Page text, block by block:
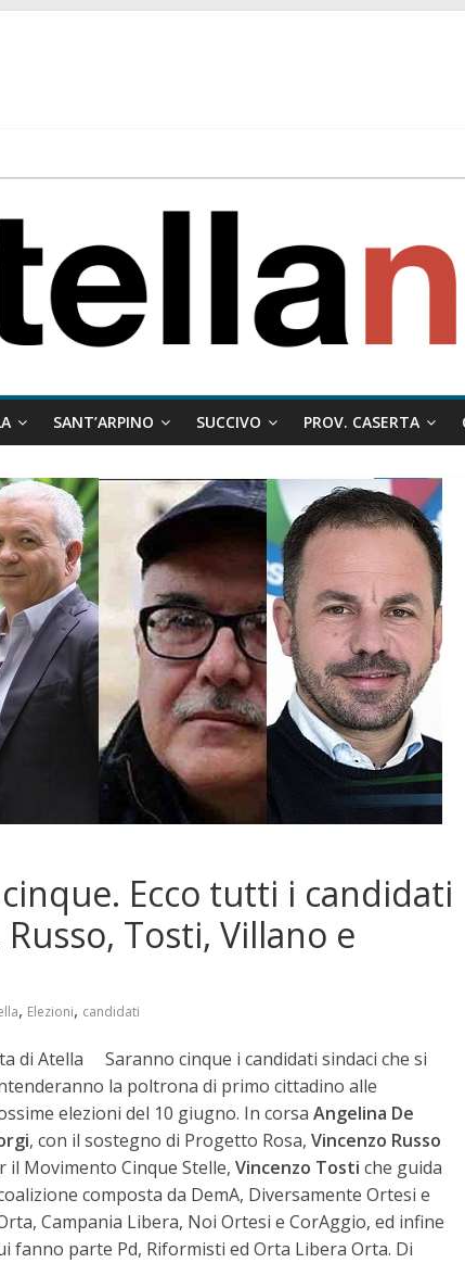
SANT’ARPINO SUCCIVO PROV. CASERTA
cinque. Ecco tutti i candidati
Tosti, Villano e
, Elezioni, candidati
di Atella Saranno cinque i candidati sindaci che si
la poltrona di primo cittadino alle
elezioni del 10 giugno. In corsa Angelina De
, con il sostegno di Progetto Rosa, Vincenzo Russo
il Movimento Cinque Stelle, Vincenzo Tosti che guida
composta da DemA, Diversamente Ortesi e
Campania Libera, Noi Ortesi e CorAggio, ed infine
fanno parte Pd, Riformisti ed Orta Libera Orta. Di